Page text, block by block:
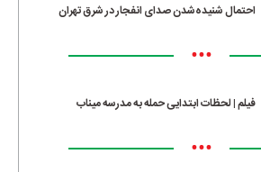
احتمال شنیده‌شدن صدای انفجار در شرق تهران
•••
فیلم | لحظات ابتدایی حمله به مدرسه میناب
•••